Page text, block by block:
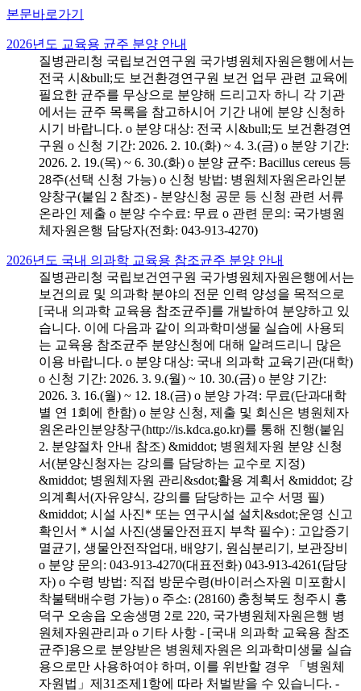
본문바로가기
2026년도 교육용 균주 분양 안내
질병관리청 국립보건연구원 국가병원체자원은행에서는
전국 시&bull;도 보건환경연구원 보건 업무 관련 교육에
필요한 균주를 무상으로 분양해 드리고자 하니 각 기관
에서는 균주 목록을 참고하시어 기간 내에 분양 신청하
시기 바랍니다. o 분양 대상: 전국 시&bull;도 보건환경연
구원 o 신청 기간: 2026. 2. 10.(화) ~ 4. 3.(금) o 분양 기간:
2026. 2. 19.(목) ~ 6. 30.(화) o 분양 균주: Bacillus cereus 등
28주(선택 신청 가능) o 신청 방법: 병원체자원온라인분
양창구(붙임 2 참조) - 분양신청 공문 등 신청 관련 서류
온라인 제출 o 분양 수수료: 무료 o 관련 문의: 국가병원
체자원은행 담당자(전화: 043-913-4270)
2026년도 국내 의과학 교육용 참조균주 분양 안내
질병관리청 국립보건연구원 국가병원체자원은행에서는
보건의료 및 의과학 분야의 전문 인력 양성을 목적으로
[국내 의과학 교육용 참조균주]를 개발하여 분양하고 있
습니다. 이에 다음과 같이 의과학미생물 실습에 사용되
는 교육용 참조균주 분양신청에 대해 알려드리니 많은
이용 바랍니다. o 분양 대상: 국내 의과학 교육기관(대학)
o 신청 기간: 2026. 3. 9.(월) ~ 10. 30.(금) o 분양 기간:
2026. 3. 16.(월) ~ 12. 18.(금) o 분양 가격: 무료(단과대학
별 연 1회에 한함) o 분양 신청, 제출 및 회신은 병원체자
원온라인분양창구(http://is.kdca.go.kr)를 통해 진행(붙임
2. 분양절차 안내 참조) &middot; 병원체자원 분양 신청
서(분양신청자는 강의를 담당하는 교수로 지정)
&middot; 병원체자원 관리&sdot;활용 계획서 &middot; 강
의계획서(자유양식, 강의를 담당하는 교수 서명 필)
&middot; 시설 사진* 또는 연구시설 설치&sdot;운영 신고
확인서 * 시설 사진(생물안전표지 부착 필수) : 고압증기
멸균기, 생물안전작업대, 배양기, 원심분리기, 보관장비
o 분양 문의: 043-913-4270(대표전화) 043-913-4261(담당
자) o 수령 방법: 직접 방문수령(바이러스자원 미포함시
착불택배수령 가능) o 주소: (28160) 충청북도 청주시 흥
덕구 오송읍 오송생명 2로 220, 국가병원체자원은행 병
원체자원관리과 o 기타 사항 - [국내 의과학 교육용 참조
균주]용으로 분양받은 병원체자원은 의과학미생물 실습
용으로만 사용하여야 하며, 이를 위반할 경우 「병원체
자원법」제31조제1항에 따라 처벌받을 수 있습니다. -